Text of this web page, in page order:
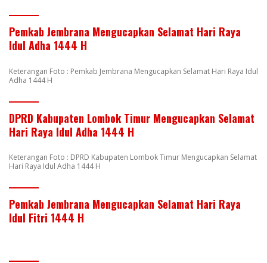
Pemkab Jembrana Mengucapkan Selamat Hari Raya
Idul Adha 1444 H
Keterangan Foto : Pemkab Jembrana Mengucapkan Selamat Hari Raya Idul
Adha 1444 H
DPRD Kabupaten Lombok Timur Mengucapkan Selamat
Hari Raya Idul Adha 1444 H
Keterangan Foto : DPRD Kabupaten Lombok Timur Mengucapkan Selamat
Hari Raya Idul Adha 1444 H
Pemkab Jembrana Mengucapkan Selamat Hari Raya
Idul Fitri 1444 H